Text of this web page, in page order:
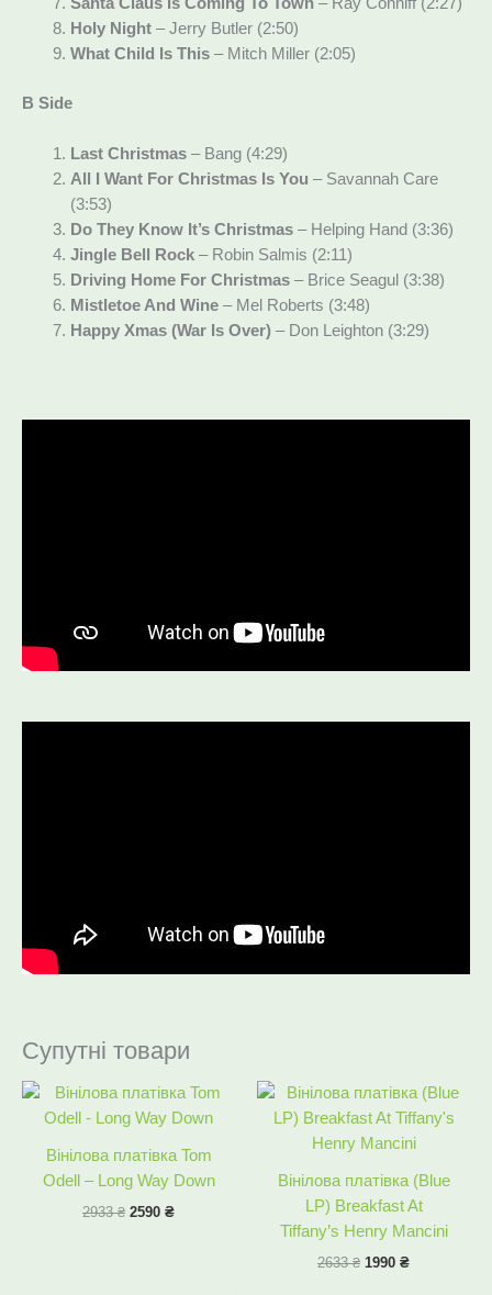
Holy Night– Jerry Butler (2:50)
What Child Is This– Mitch Miller (2:05)
B Side
Last Christmas– Bang (4:29)
All I Want For Christmas Is You – Savannah Care
(3:53)
Do They Know It’s Christmas– Helping Hand (3:36)
Jingle Bell Rock– Robin Salmis (2:11)
Driving Home For Christmas– Brice Seagul (3:38)
Mistletoe And Wine– Mel Roberts (3:48)
Happy Xmas (War Is Over)– Don Leighton (3:29)
Супутні товари
Вінілова платівка Tom
Odell – Long Way Down
2933₴
Оригінальна
2933 ₴.
2590 ₴
Поточна
2590 ₴.
Вінілова платівка (Blue
LP) Breakfast At
Tiffany’s Henry Mancini
2633₴
Оригінальна
2633 ₴.
1990 ₴
Поточна
ціна:
1990 ₴.